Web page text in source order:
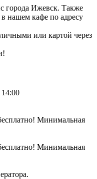
города Ижевск. Также
нашем кафе по адресу
или картой через
Минимальная
Минимальная